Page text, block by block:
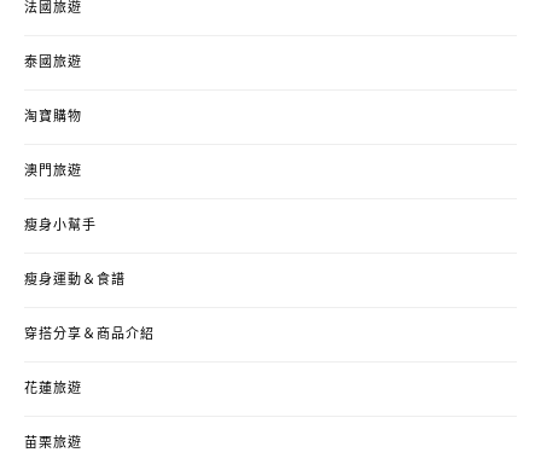
法國旅遊
泰國旅遊
淘寶購物
澳門旅遊
瘦身小幫手
瘦身運動＆食譜
穿搭分享＆商品介紹
花蓮旅遊
苗栗旅遊